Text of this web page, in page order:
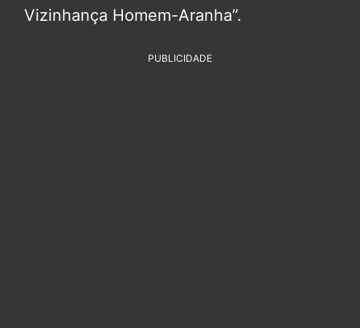
Vizinhança Homem-Aranha”.
PUBLICIDADE